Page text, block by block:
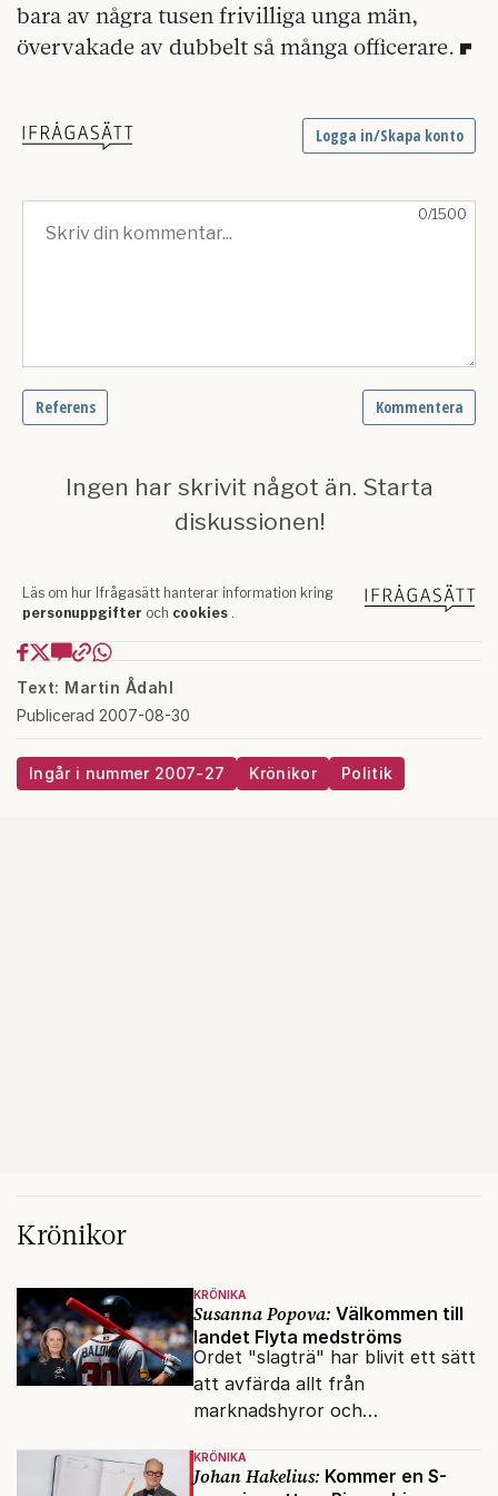
bara av några tusen frivilliga unga män,
övervakade av dubbelt så många officerare.
Text: Martin Ådahl
Publicerad 2007-08-30
Ingår i nummer 2007-27 Krönikor Politik
Krönikor
KRÖNIKA
Susanna Popova: Välkommen till
landet Flyta medströms
Ordet "slagträ" har blivit ett sätt
att avfärda allt från
marknadshyror och
om antisemitism.
KRÖNIKA
Johan Hakelius: Kommer en S-